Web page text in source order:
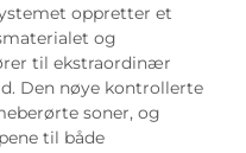
oppretter et
og
til ekstraordinær
Den nøye kontrollerte
soner, og
til både